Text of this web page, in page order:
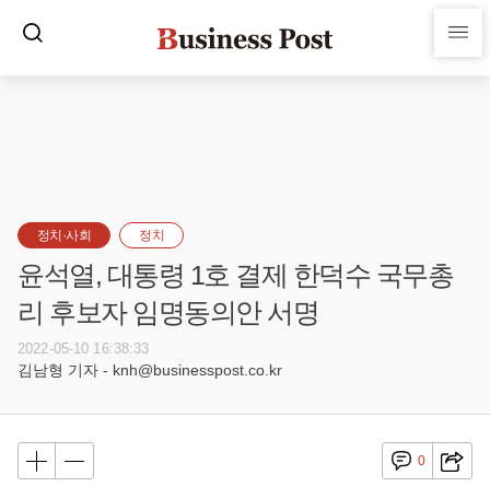
정치·사회 정치
윤석열, 대통령 1호 결제 한덕수 국무총
리 후보자 임명동의안 서명
2022-05-10 16:38:33
김남형 기자 - knh@businesspost.co.kr
0